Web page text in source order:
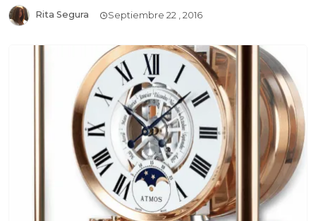
Rita Segura Septiembre 22 , 2016